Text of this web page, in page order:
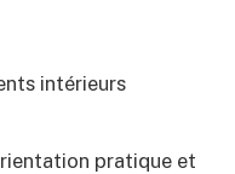
intérieurs
pratique et